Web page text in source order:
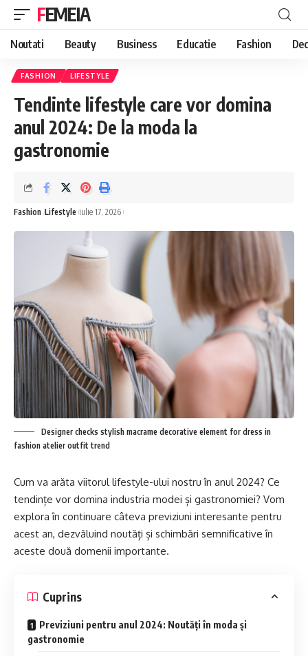
FEMEIA
Noutati Beauty Business Educatie Fashion
FASHION LIFESTYLE
Tendinte lifestyle care vor domina
anul 2024: De la moda la
gastronomie
Fashion Lifestyle iulie 17, 2026
Designer checks stylish macrame decorative element for dress in
fashion atelier outfit trend
Cum va arăta viitorul lifestyle-ului nostru în anul 2024? Ce
tendințe vor domina industria modei și gastronomiei? Vom
explora în continuare câteva previziuni interesante pentru
acest an, dezvăluind noutăți și schimbări semnificative în
aceste două domenii importante.
Cuprins
Previziuni pentru anul 2024: Noutăți în moda și
gastronomie